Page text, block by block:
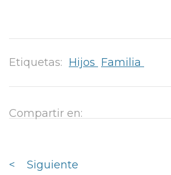
Etiquetas: Hijos Familia
Compartir en:
<
Siguiente